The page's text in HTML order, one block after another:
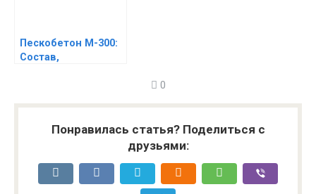
Пескобетон М-300:
Состав,
0
Понравилась статья? Поделиться с
друзьями: